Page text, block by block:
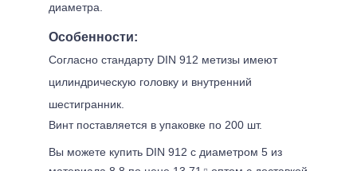
диаметра.
Особенности:
Согласно стандарту DIN 912 метизы имеют
цилиндрическую головку и внутренний
шестигранник.
Винт поставляется в упаковке по 200 шт.
Вы можете купить DIN 912 с диаметром 5 из